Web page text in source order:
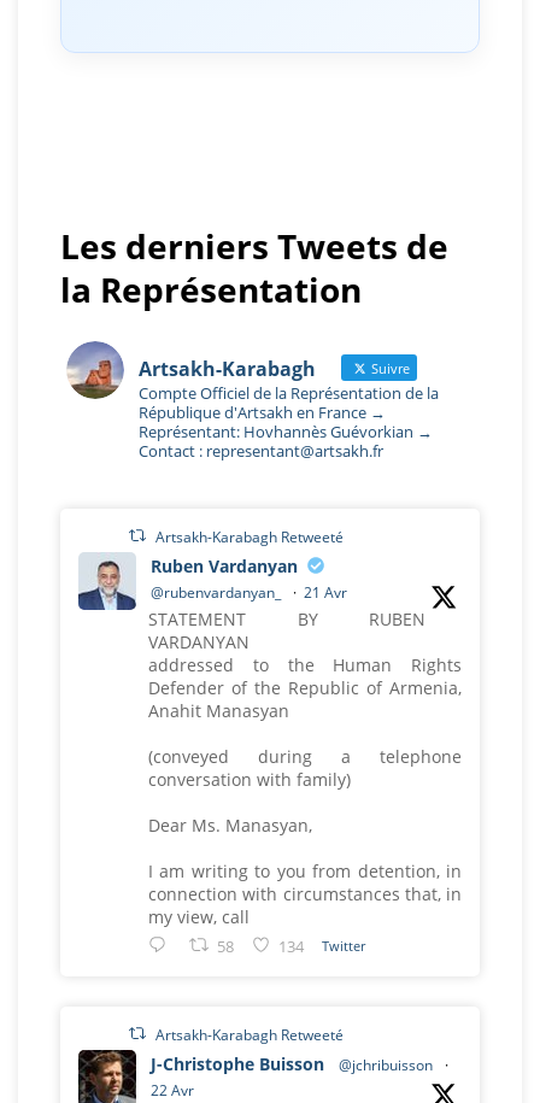
Les derniers Tweets de
la Représentation
Artsakh-Karabagh Suivre
Compte Officiel de la Représentation de la
République d'Artsakh en France →
Représentant: Hovhannès Guévorkian →
Contact : representant@artsakh.fr
Artsakh-Karabagh Retweeté
Ruben Vardanyan
@rubenvardanyan_ · 21 Avr
STATEMENT BY RUBEN
VARDANYAN
addressed to the Human Rights
Defender of the Republic of Armenia,
Anahit Manasyan
(conveyed during a telephone
conversation with family)
Dear Ms. Manasyan,
I am writing to you from detention, in
connection with circumstances that, in
my view, call
58 134 Twitter
Artsakh-Karabagh Retweeté
J-Christophe Buisson @jchribuisson
·
22 Avr